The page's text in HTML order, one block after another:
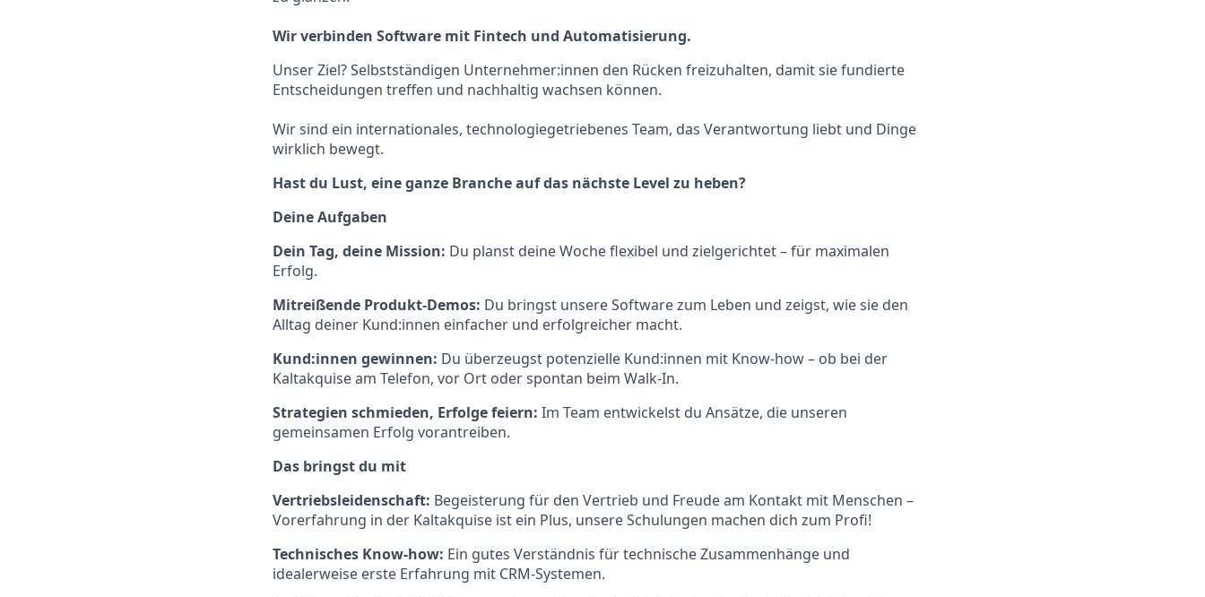
Wir verbinden Software mit Fintech und Automatisierung.
Unser Ziel? Selbstständigen Unternehmer:innen den Rücken freizuhalten, damit sie fundierte
Entscheidungen treffen und nachhaltig wachsen können.
Wir sind ein internationales, technologiegetriebenes Team, das Verantwortung liebt und Dinge
wirklich bewegt.
Hast du Lust, eine ganze Branche auf das nächste Level zu heben?
Deine Aufgaben
Dein Tag, deine Mission: Du planst deine Woche flexibel und zielgerichtet – für maximalen
Erfolg.
Mitreißende Produkt-Demos: Du bringst unsere Software zum Leben und zeigst, wie sie den
Alltag deiner Kund:innen einfacher und erfolgreicher macht.
Kund:innen gewinnen: Du überzeugst potenzielle Kund:innen mit Know-how – ob bei der
Kaltakquise am Telefon, vor Ort oder spontan beim Walk-In.
Strategien schmieden, Erfolge feiern: Im Team entwickelst du Ansätze, die unseren
gemeinsamen Erfolg vorantreiben.
Das bringst du mit
Vertriebsleidenschaft: Begeisterung für den Vertrieb und Freude am Kontakt mit Menschen –
Vorerfahrung in der Kaltakquise ist ein Plus, unsere Schulungen machen dich zum Profi!
Technisches Know-how: Ein gutes Verständnis für technische Zusammenhänge und
idealerweise erste Erfahrung mit CRM-Systemen.